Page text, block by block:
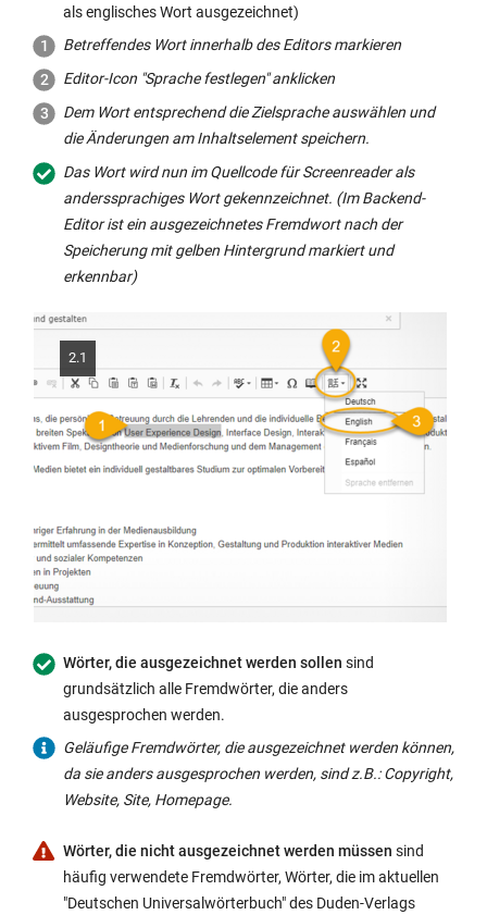
als englisches Wort ausgezeichnet)
Betreffendes Wort innerhalb des Editors markieren
Editor-Icon "Sprache festlegen" anklicken
Dem Wort entsprechend die Zielsprache auswählen und
die Änderungen am Inhaltselement speichern.
Das Wort wird nun im Quellcode für Screenreader als
anderssprachiges Wort gekennzeichnet. (Im Backend-
Editor ist ein ausgezeichnetes Fremdwort nach der
Speicherung mit gelben Hintergrund markiert und
erkennbar)
2.1
Wörter, die ausgezeichnet werden sollen sind
grundsätzlich alle Fremdwörter, die anders
ausgesprochen werden.
Geläufige Fremdwörter, die ausgezeichnet werden können,
da sie anders ausgesprochen werden, sind z.B.: Copyright,
Website, Site, Homepage.
Wörter, die nicht ausgezeichnet werden müssen sind
häufig verwendete Fremdwörter, Wörter, die im aktuellen
"Deutschen Universalwörterbuch" des Duden-Verlags